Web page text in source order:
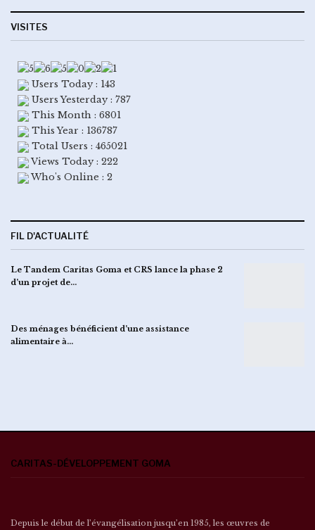
VISITES
Users Today : 143
Users Yesterday : 787
This Month : 6801
This Year : 136787
Total Users : 465021
Views Today : 222
Who's Online : 2
FIL D'ACTUALITÉ
Le Tandem Caritas Goma et CRS lance la phase 2
d’un projet de…
Des ménages bénéficient d’une assistance
alimentaire à…
CARITAS-DÉVELOPPEMENT GOMA
Depuis le début de l’évangélisation jusqu’en 1985, les œuvres de